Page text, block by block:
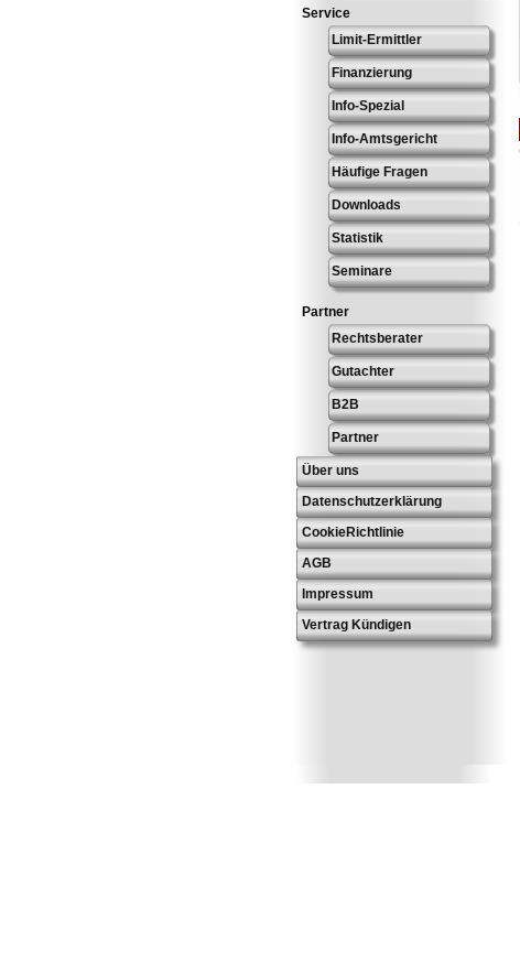
Service
Limit-Ermittler
Finanzierung
Info-Spezial
Info-Amtsgericht
Häufige Fragen
Downloads
Statistik
Seminare
Partner
Rechtsberater
Gutachter
B2B
Partner
Über uns
Datenschutzerklärung
CookieRichtlinie
AGB
Impressum
Vertrag Kündigen